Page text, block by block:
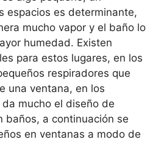
espacios es determinante,
mucho vapor y el baño lo
humedad. Existen
para estos lugares, en los
respiradores que
una ventana, en los
mucho el diseño de
baños, a continuación se
en ventanas a modo de